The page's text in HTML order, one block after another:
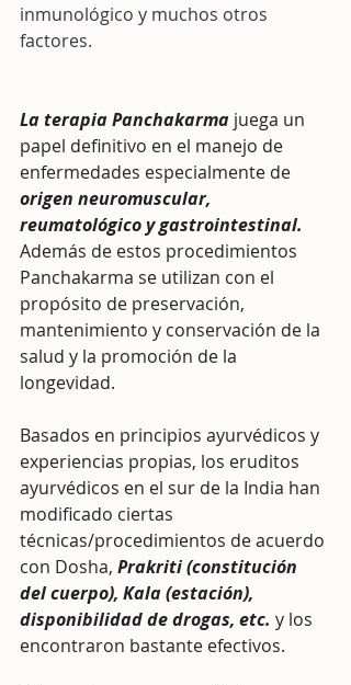
inmunológico y muchos otros
factores.
La terapia Panchakarma juega un
papel definitivo en el manejo de
enfermedades especialmente de
origen neuromuscular,
reumatológico y gastrointestinal.
Además de estos procedimientos
Panchakarma se utilizan con el
propósito de preservación,
mantenimiento y conservación de la
salud y la promoción de la
longevidad.
Basados en principios ayurvédicos y
experiencias propias, los eruditos
ayurvédicos en el sur de la India han
modificado ciertas
técnicas/procedimientos de acuerdo
con Dosha, Prakriti (constitución
del cuerpo), Kala (estación),
disponibilidad de drogas, etc. y los
encontraron bastante efectivos.